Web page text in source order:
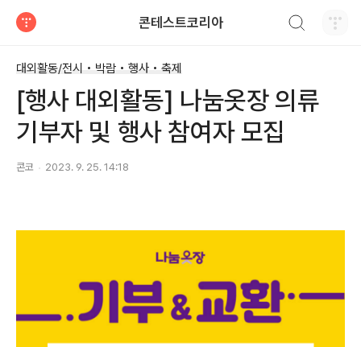
콘테스트코리아
대외활동/전시 • 박람 • 행사 • 축제
[행사 대외활동] 나눔옷장 의류
기부자 및 행사 참여자 모집
콘코 2023. 9. 25. 14:18